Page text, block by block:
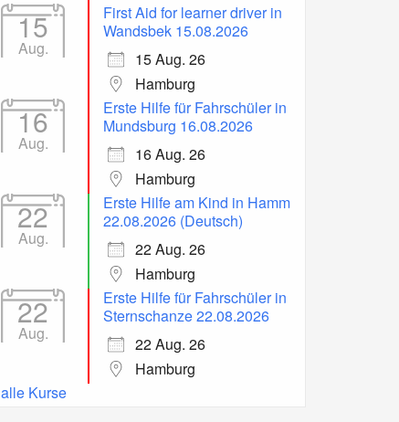
15
Aug.
First Aid for learner driver in
Wandsbek 15.08.2026
15 Aug. 26
Hamburg
16
Aug.
Erste Hilfe für Fahrschüler in
Mundsburg 16.08.2026
16 Aug. 26
Hamburg
22
Aug.
Erste Hilfe am Kind in Hamm
22.08.2026 (Deutsch)
22 Aug. 26
Hamburg
22
Aug.
Erste Hilfe für Fahrschüler in
Sternschanze 22.08.2026
22 Aug. 26
Hamburg
alle Kurse